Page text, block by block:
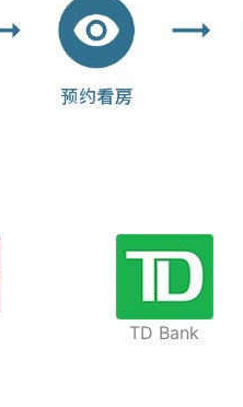
TD Bank